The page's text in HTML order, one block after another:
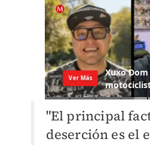
"El principal
deserción es el